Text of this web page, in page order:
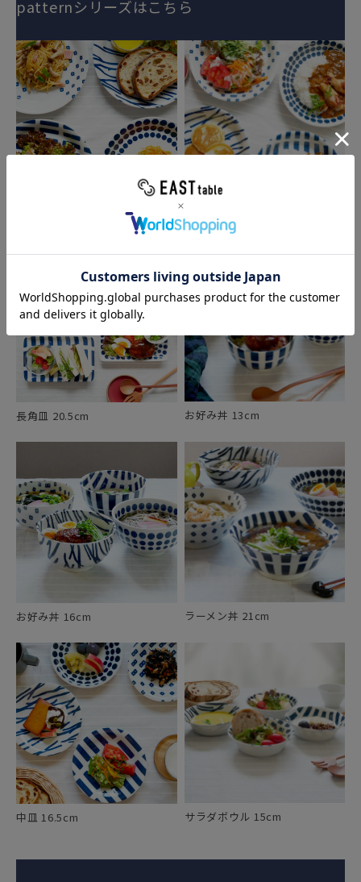
patternシリーズはこちら
長角皿 20.5cm お好み丼 13cm
お好み丼 16cm ラーメン丼 21cm
中皿 16.5cm サラダボウル 15cm